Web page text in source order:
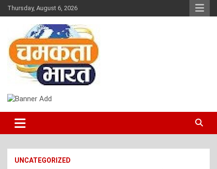
Skip
to
Thursday, August 6, 2026
CHAMAKTA BHARAT
UNCATEGORIZED